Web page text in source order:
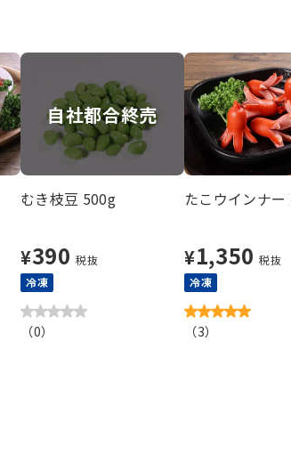
自社都合終売
むき枝豆 500g
¥390 税抜
冷凍
（0）
たこウインナー
¥1,350 税抜
冷凍
（3）